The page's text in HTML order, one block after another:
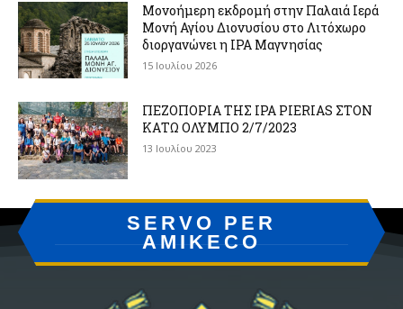
Μονοήμερη εκδρομή στην Παλαιά Ιερά
Μονή Αγίου Διονυσίου στο Λιτόχωρο
διοργανώνει η IPA Μαγνησίας
15 Ιουλίου 2026
ΠΕΖΟΠΟΡΙΑ ΤΗΣ IPA PIERIAS ΣΤΟΝ
ΚΑΤΩ ΟΛΥΜΠΟ 2/7/2023
13 Ιουλίου 2023
SERVO PER
AMIKECO